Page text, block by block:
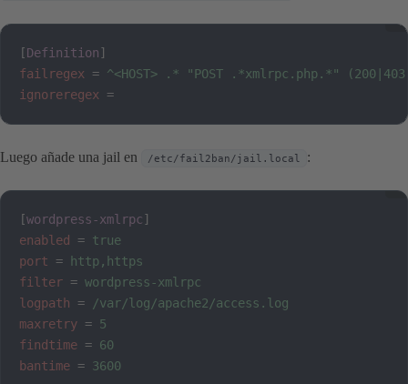
[Definition]
failregex
= ^<HOST> .* "POST .*xmlrpc.php.*"
ignoreregex
=
Luego añade una jail en /etc/fail2ban/jail.local :
[wordpress-xmlrpc]
enabled
= true
port
=
http,https
filter = wordpress-xmlrpc
logpath
=
/var/log/apache2/access.log
maxretry = 5
findtime = 60
bantime = 3600